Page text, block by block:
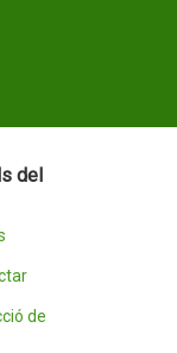
del
de